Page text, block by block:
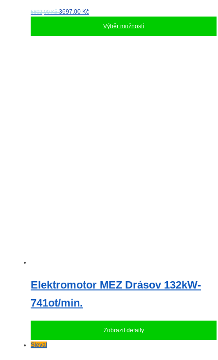
5802,00 Kč3697.00 Kč
Výběr možností
Elektromotor MEZ Drásov 132kW-
741ot/min.
Zobrazit detaily
Sleva!